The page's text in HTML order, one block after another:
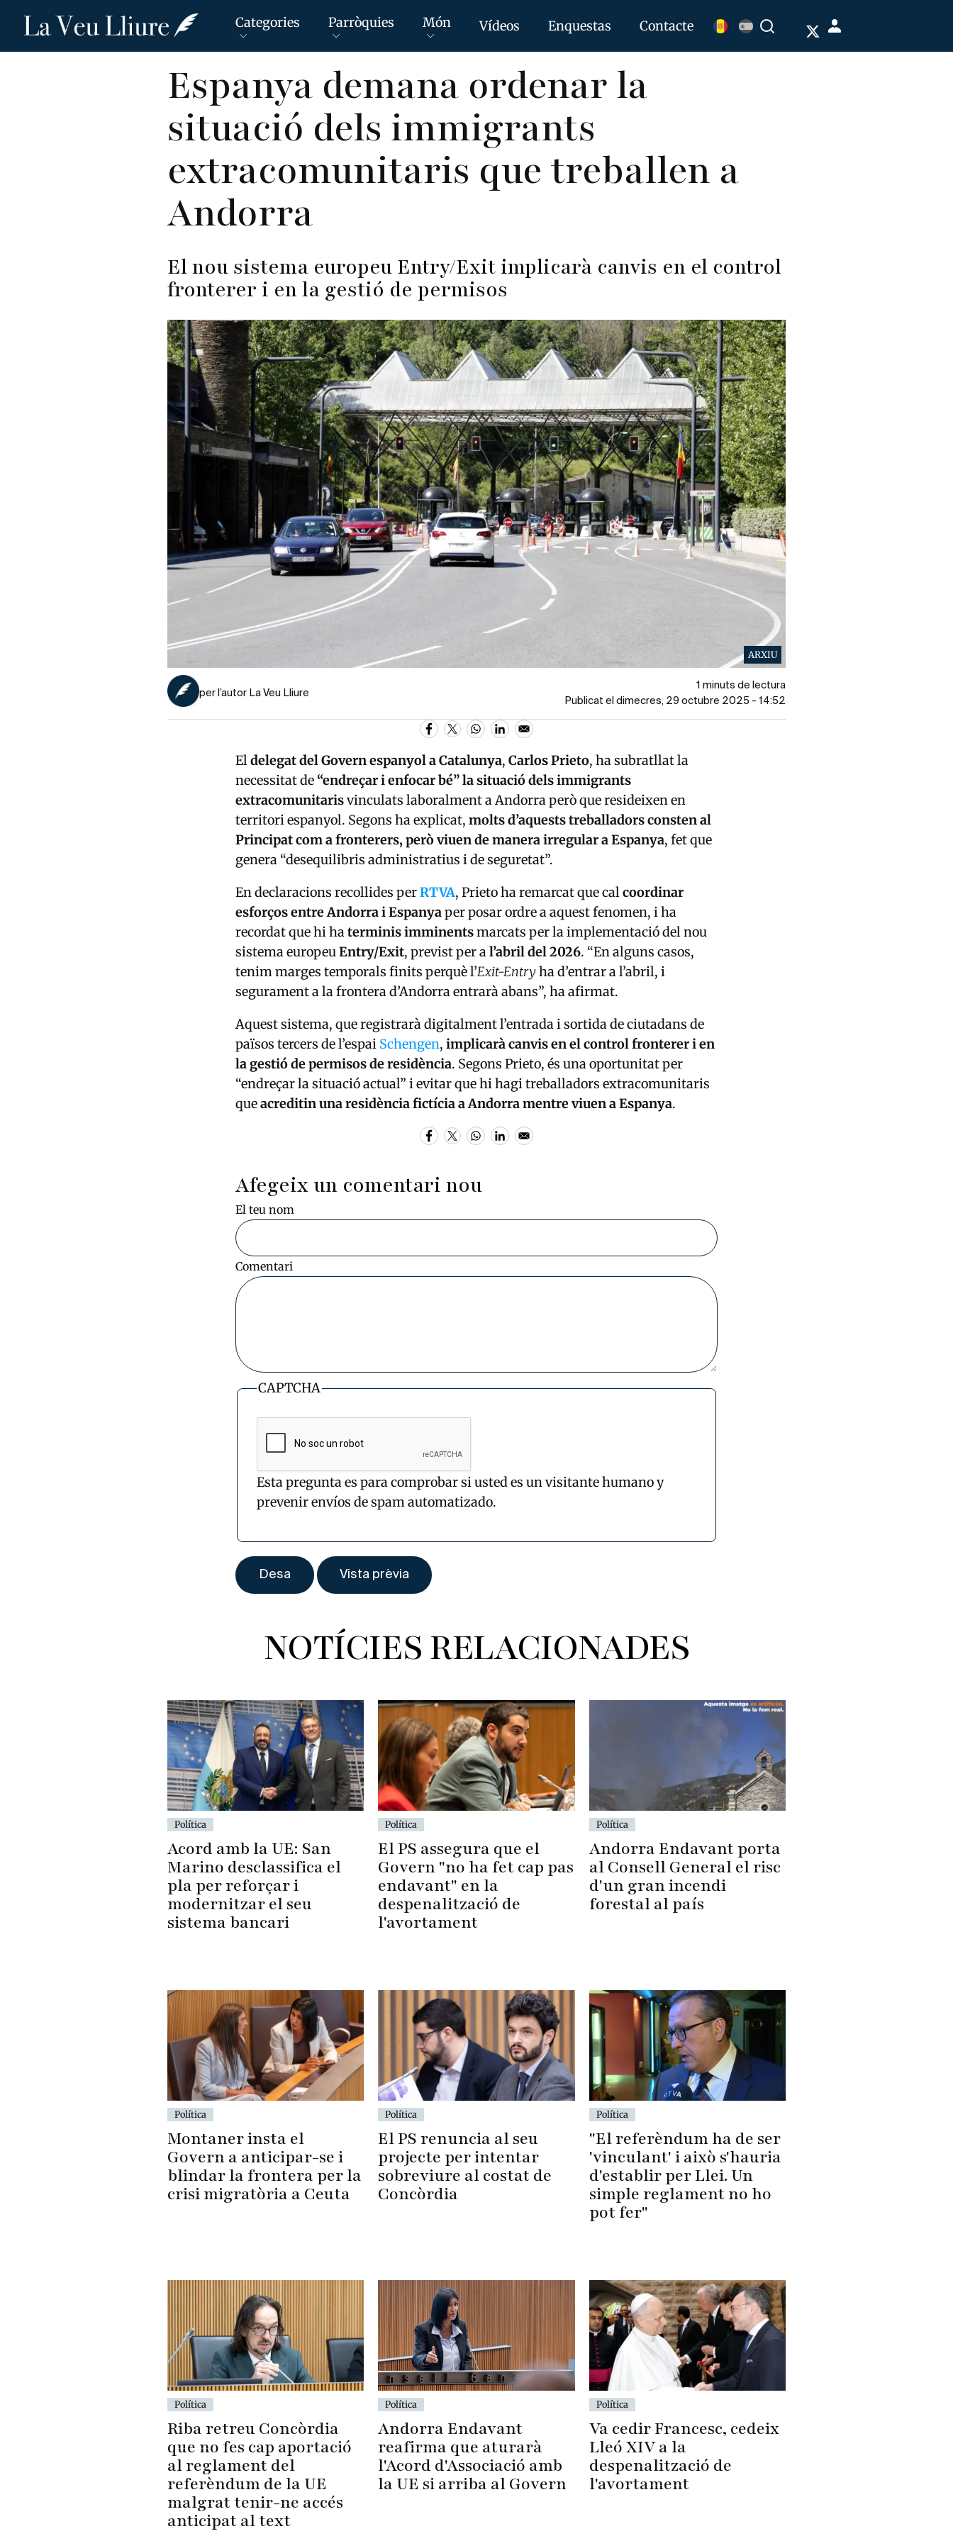
Vés
Categories Parròquies Món Vídeos Enquestas Contacte Buscar Menú
de
Espanya demana ordenar la
situació dels immigrants
extracomunitaris que treballen a
Andorra
El nou sistema europeu Entry/Exit implicarà canvis en el control
fronterer i en la gestió de permisos
ARXIU
per l’autor La Veu Lliure
1 minuts de lectura
Publicat el dimecres, 29 octubre 2025 - 14:52
Eldelegat del Govern espanyol a Catalunya, Carlos Prieto, ha subratllat la
necessitat de “endreçar i enfocar bé” la situació dels immigrants
extracomunitarisvinculats laboralment a Andorra però que resideixen en
territori espanyol. Segons ha explicat, molts d’aquests treballadors consten al
Principat com a fronterers, però viuen de manera irregular a Espanya, fet que
genera “desequilibris administratius i de seguretat”.
En declaracions recollides perRTVA, Prieto ha remarcat que calcoordinar
esforços entre Andorra i Espanyaper posar ordre a aquest fenomen, i ha
recordat que hi haterminis imminentsmarcats per la implementació del nou
sistema europeuEntry/Exit, previst per al’abril del 2026. “En alguns casos,
tenim marges temporals finits perquè l’Exit-Entryha d’entrar a l’abril, i
segurament a la frontera d’Andorra entrarà abans”, ha afirmat.
Aquest sistema, que registrarà digitalment l’entrada i sortida de ciutadans de
països tercers de l’espai Schengen, implicarà canvis en el control fronterer i en
la gestió de permisos de residència. Segons Prieto, és una oportunitat per
“endreçar la situació actual” i evitar que hi hagi treballadors extracomunitaris
queacreditin una residència fictícia a Andorra mentre viuen a Espanya.
Afegeix un comentari nou
El teu nom
Comentari
CAPTCHA
Esta pregunta es para comprobar si usted es un visitante humano y
prevenir envíos de spam automatizado.
NOTÍCIES RELACIONADES
Política
Acord amb la UE: San
Marino desclassifica el
pla per reforçar i
modernitzar el seu
sistema bancari
Política
El PS assegura que el
Govern "no ha fet cap pas
endavant" en la
despenalització de
l'avortament
Política
Andorra Endavant porta
al Consell General el risc
d'un gran incendi
forestal al país
Política
Montaner insta el
Govern a anticipar-se i
blindar la frontera per la
crisi migratòria a Ceuta
Política
El PS renuncia al seu
projecte per intentar
sobreviure al costat de
Concòrdia
Política
"El referèndum ha de ser
'vinculant' i això s'hauria
d'establir per Llei. Un
simple reglament no ho
pot fer"
Política
Riba retreu Concòrdia
que no fes cap aportació
al reglament del
referèndum de la UE
malgrat tenir-ne accés
anticipat al text
Política
Andorra Endavant
reafirma que aturarà
l'Acord d'Associació amb
la UE si arriba al Govern
Política
Va cedir Francesc, cedeix
Lleó XIV a la
despenalització de
l'avortament